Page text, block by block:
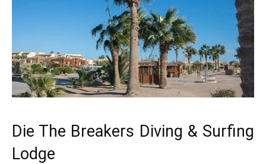
Die The Breakers Diving & Surfing
Lodge